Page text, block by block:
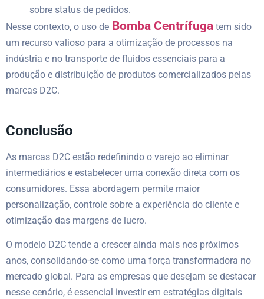
sobre status de pedidos.
Nesse contexto, o uso de Bomba Centrífuga tem sido
um recurso valioso para a otimização de processos na
indústria e no transporte de fluidos essenciais para a
produção e distribuição de produtos comercializados pelas
marcas D2C.
Conclusão
As marcas D2C estão redefinindo o varejo ao eliminar
intermediários e estabelecer uma conexão direta com os
consumidores. Essa abordagem permite maior
personalização, controle sobre a experiência do cliente e
otimização das margens de lucro.
O modelo D2C tende a crescer ainda mais nos próximos
anos, consolidando-se como uma força transformadora no
mercado global. Para as empresas que desejam se destacar
nesse cenário, é essencial investir em estratégias digitais